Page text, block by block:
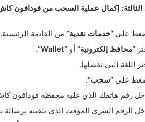
إكمال عملية السحب من فودافون
على “خدمات نقدية” من القائمة الرئيسية.
“محافظ إلكترونية” أو “Wallet”
.
اللغة التي تفضلها.
على “سحب”.
رقم هاتفك الذي عليه محفظة فودافون
الرقم السري المؤقت الذي تلقيته برسالة